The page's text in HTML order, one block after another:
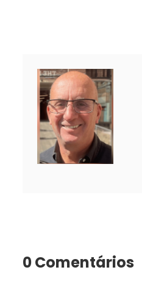
0 Comentários